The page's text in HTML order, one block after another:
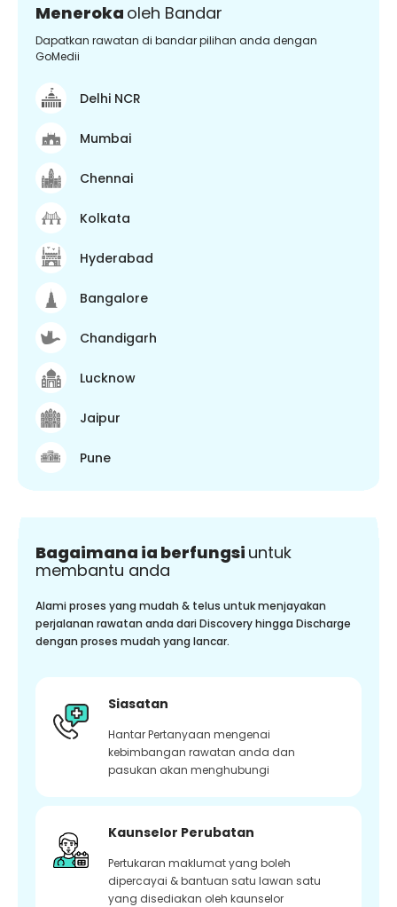
Meneroka oleh Bandar
Dapatkan rawatan di bandar pilihan anda dengan
GoMedii
Delhi NCR
Mumbai
Chennai
Kolkata
Hyderabad
Bangalore
Chandigarh
Lucknow
Jaipur
Pune
Bagaimana ia berfungsi untuk
membantu anda
Alami proses yang mudah & telus untuk menjayakan
perjalanan rawatan anda dari Discovery hingga Discharge
dengan proses mudah yang lancar.
Siasatan
Hantar Pertanyaan mengenai
kebimbangan rawatan anda dan
pasukan akan menghubungi
Kaunselor Perubatan
Pertukaran maklumat yang boleh
dipercayai & bantuan satu lawan satu
yang disediakan oleh kaunselor